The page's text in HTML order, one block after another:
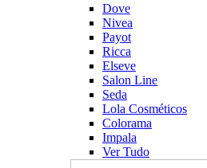
Dove
Nivea
Payot
Ricca
Elseve
Salon Line
Seda
Lola Cosméticos
Colorama
Impala
Ver Tudo